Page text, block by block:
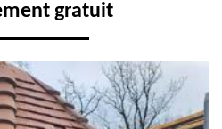
gratuit